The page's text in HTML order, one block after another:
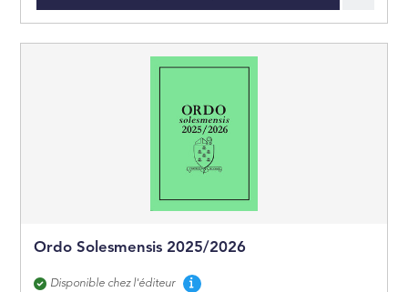
Ordo Solesmensis 2025/2026
Disponibilité
Disponible chez l'éditeur